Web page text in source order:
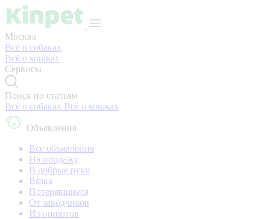
Москва
Всё о собаках
Всё о кошках
Сервисы
Поиск по статьям
Всё о собаках Всё о кошках
Объявления
Все объявления
На продажу
В добрые руки
Вязка
Потерявшиеся
От заводчиков
Из приютов